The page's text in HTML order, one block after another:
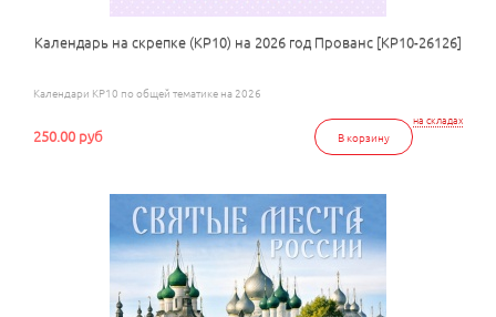
Календарь на скрепке (КР10) на 2026 год Прованс [КР10-26126]
Календари КР10 по общей тематике на 2026
на складах
В корзину
250.00 руб